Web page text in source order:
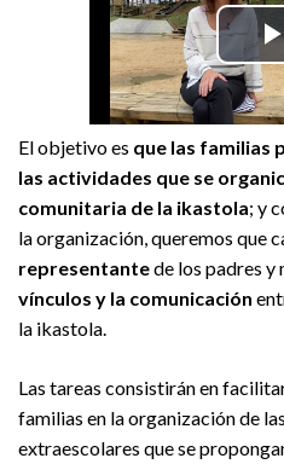
El objetivo es que las familias
las actividades que se
comunitaria de la ikastola; y
la organización, queremos que
representantede los padres y
vínculos y la comunicación
la ikastola.
Las tareas consistirán en
familias en la organización de
extraescolares que se